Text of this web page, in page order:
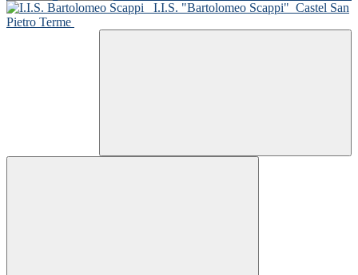
I.I.S. "Bartolomeo Scappi" Castel San
Pietro Terme